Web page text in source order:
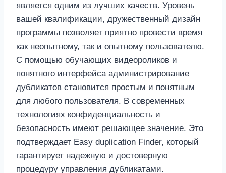
является одним из лучших качеств. Уровень
вашей квалификации, дружественный дизайн
программы позволяет приятно провести время
как неопытному, так и опытному пользователю.
С помощью обучающих видеороликов и
понятного интерфейса администрирование
дубликатов становится простым и понятным
для любого пользователя. В современных
технологиях конфиденциальность и
безопасность имеют решающее значение. Это
подтверждает Easy duplication Finder, который
гарантирует надежную и достоверную
процедуру управления дубликатами.